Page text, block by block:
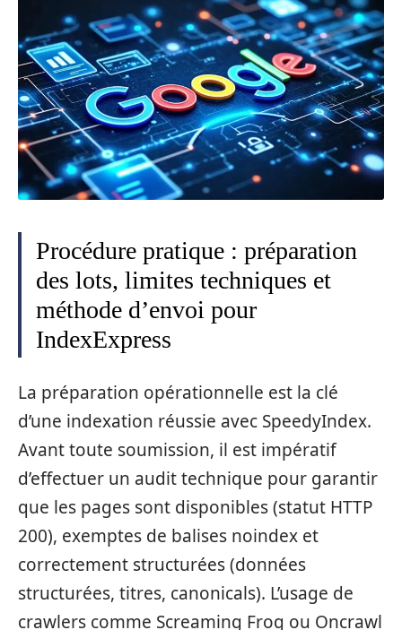
Procédure pratique : préparation
des lots, limites techniques et
méthode d’envoi pour
IndexExpress
La préparation opérationnelle est la clé
d’une indexation réussie avec SpeedyIndex.
Avant toute soumission, il est impératif
d’effectuer un audit technique pour garantir
que les pages sont disponibles (statut HTTP
200), exemptes de balises noindex et
correctement structurées (données
structurées, titres, canonicals). L’usage de
crawlers comme Screaming Frog ou Oncrawl